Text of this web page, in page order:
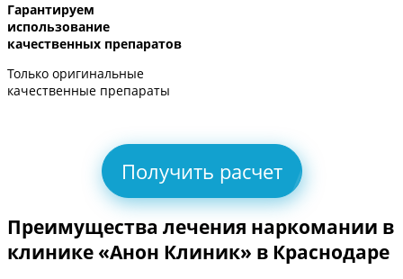
Гарантируем
использование
качественных препаратов
Только оригинальные
качественные препараты
Получить расчет
Преимущества лечения наркомании в
клинике «Анон Клиник» в Краснодаре